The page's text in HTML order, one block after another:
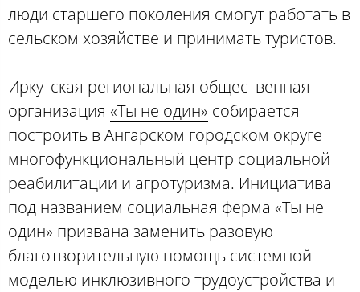
люди старшего поколения смогут работать в
сельском хозяйстве и принимать туристов.
Иркутская региональная общественная
организация «Ты не один» собирается
построить в Ангарском городском округе
многофункциональный центр социальной
реабилитации и агротуризма. Инициатива
под названием социальная ферма «Ты не
один» призвана заменить разовую
благотворительную помощь системной
моделью инклюзивного трудоустройства и